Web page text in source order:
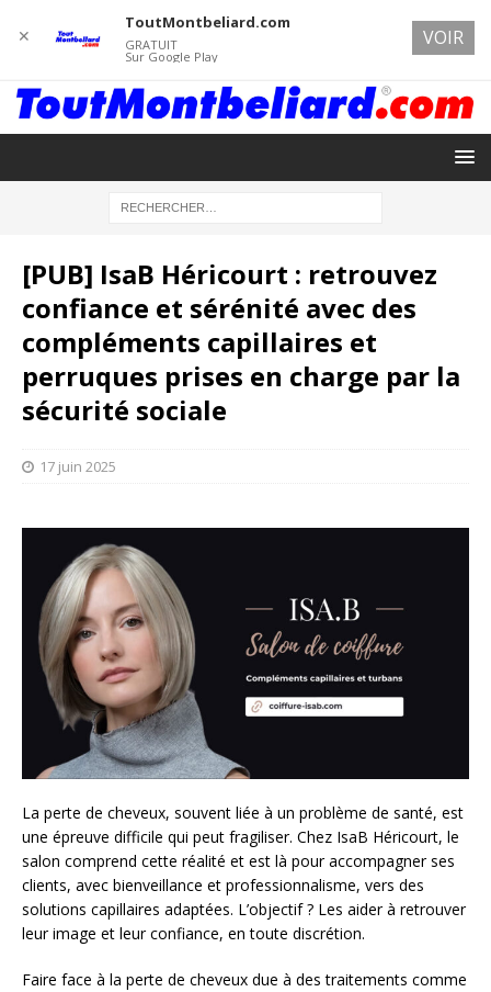
[PUB] IsaB Héricourt : retrouvez
confiance et sérénité avec des
compléments capillaires et
perruques prises en charge par la
sécurité sociale
17 juin 2025
La perte de cheveux, souvent liée à un problème de santé, est
une épreuve difficile qui peut fragiliser. Chez IsaB Héricourt, le
salon comprend cette réalité et est là pour accompagner ses
clients, avec bienveillance et professionnalisme, vers des
solutions capillaires adaptées. L’objectif ? Les aider à retrouver
leur image et leur confiance, en toute discrétion.
Faire face à la perte de cheveux due à des traitements comme
✕
ToutMontbeliard.com
GRATUIT
Sur Google Play
VOIR